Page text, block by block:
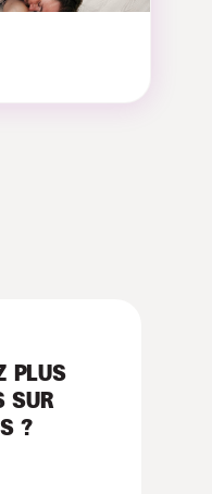
PLUS
SUR
?